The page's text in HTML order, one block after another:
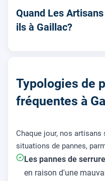
Quand Les
ils à Gaillac?
Typologies de
fréquentes à
Chaque jour, nos
situations de pannes,
Les pannes de
en raison d'une